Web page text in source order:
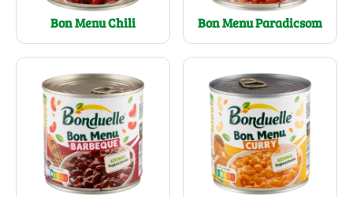
Bon Menu Chili Bon Menu Paradicsom